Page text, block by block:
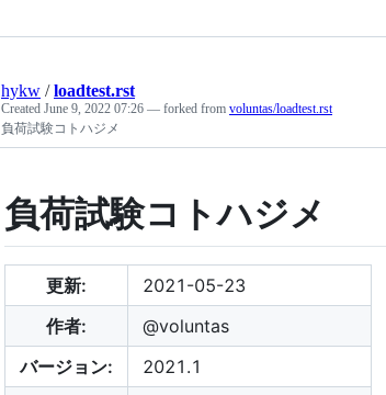
hykw /loadtest.rst
Created June 9, 2022 07:26 — forked from voluntas/loadtest.rst
負荷試験コトハジメ
負荷試験コトハジメ
更新:
2021-05-23
作者:
@voluntas
バージョン:
2021.1